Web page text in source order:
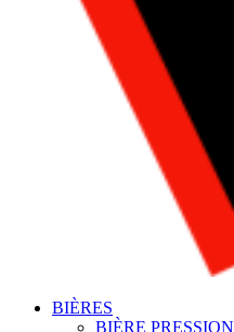
BIÈRES
BIÈRE PRESSION